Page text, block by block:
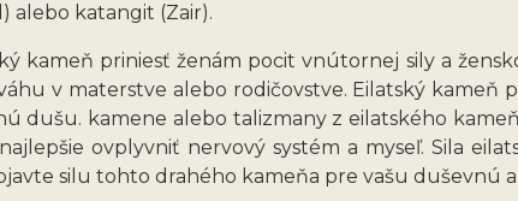
alebo katangit (Zair).
kameň priniesť ženám pocit vnútornej sily a
v materstve alebo rodičovstve. Eilatský kameň
dušu. kamene alebo talizmany z eilatského
ovplyvniť nervový systém a myseľ. Sila
silu tohto drahého kameňa pre vašu duševnú